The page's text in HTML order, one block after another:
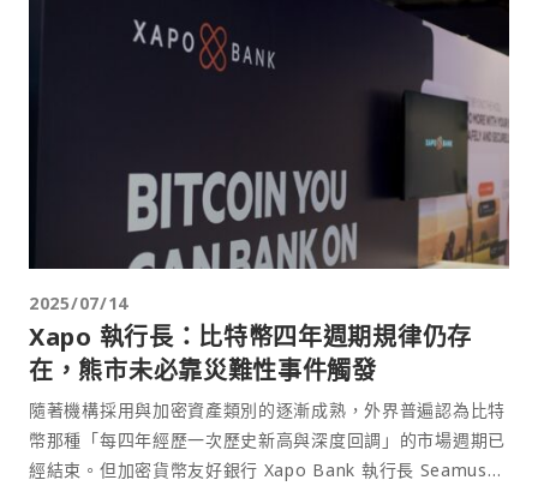
2025/07/14
Xapo 執行長：比特幣四年週期規律仍存
在，熊市未必靠災難性事件觸發
隨著機構採用與加密資產類別的逐漸成熟，外界普遍認為比特
幣那種「每四年經歷一次歷史新高與深度回調」的市場週期已
經結束。但加密貨幣友好銀行 Xapo Bank 執行長 Seamus